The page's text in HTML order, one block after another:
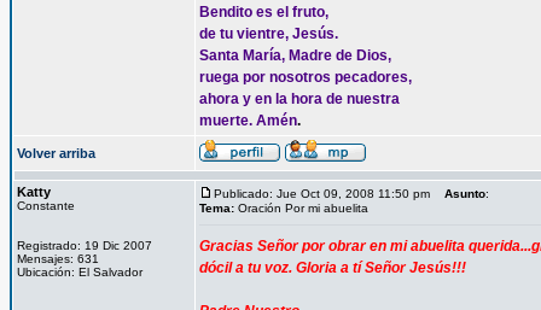
Bendito es el fruto,
de tu vientre, Jesús.
Santa María, Madre de Dios,
ruega por nosotros pecadores,
ahora y en la hora de nuestra
muerte. Amén.
Volver arriba
Katty
Constante
Registrado: 19 Dic 2007
Mensajes: 631
Ubicación: El Salvador
Publicado: Jue Oct 09, 2008 11:50 pm Asunto:
Tema: Oración Por mi abuelita
Gracias Señor por obrar en mi abuelita
dócil a tu voz. Gloria a tí Señor Jesús!!!